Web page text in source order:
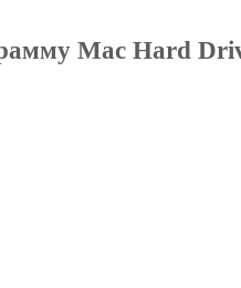
Mac Hard